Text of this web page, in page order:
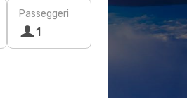
Passeggeri
1